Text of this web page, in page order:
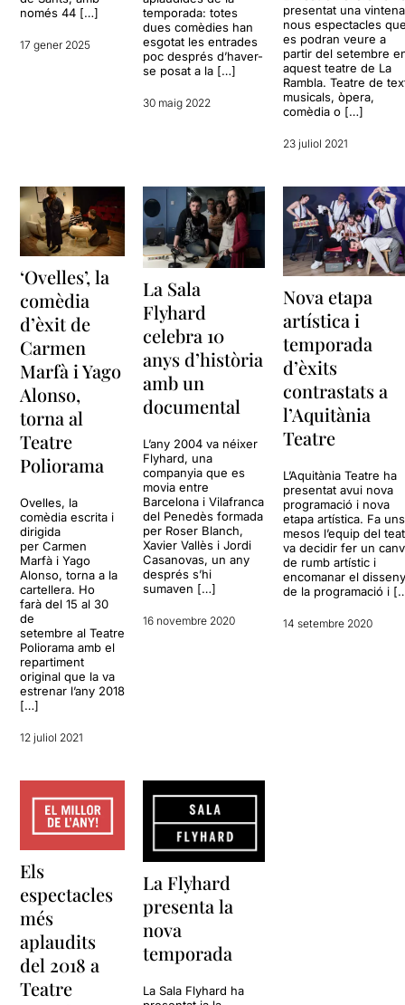
contribueix a que la relació
fraternal sembli veritable,
amb amistats, malentesos,
enveges, silencis i també
tendresa. El riure arrenca
perquè reconeixem
comèdies personals (els
herències que pesen més
real…), però el text no es
queda només en la ironia.
Ens obliga a mirar quins
sacrificis fem per amor, per
confort, o per no abandonar
allò que sembla segur.
Ovelles reafirma que és molt
més que un fenomen passat:
és un espectacle viu, que es
mou amb els temps i que
sap confessar aquesta fràgil
dualitat entre voler canviar i
tenir por. Amb una autoria
dual que sap què explica,
una direcció sensible als
canvis del moment, i un
repartiment que encerta a
fer-se sentir tant
individualment com
col·lectivament, l’obra
retorna amb força. Si abans
era un mirall per a la
generació que arrossegava
precarietats, ara ho és
només 44 […]
17 gener 2025
temporada: totes
dues comèdies han
esgotat les entrades
poc després d’haver-
se posat a la […]
30 maig 2022
presentat una vintena
nous espectacles
es podran veure a
partir del setembre
aquest teatre de La
Rambla. Teatre de
musicals, òpera,
comèdia o […]
23 juliol 2021
‘Ovelles’, la
comèdia
d’èxit de
Carmen
Marfà i Yago
Alonso,
torna al
Teatre
Poliorama
Ovelles, la
comèdia escrita i
dirigida
per Carmen
Marfà i Yago
Alonso, torna a la
cartellera. Ho
farà del 15 al 30
de
setembre al Teatre
Poliorama amb el
repartiment
original que la va
estrenar l’any 2018
[…]
12 juliol 2021
La Sala
Flyhard
celebra 10
anys d’història
amb un
documental
L’any 2004 va néixer
Flyhard, una
companyia que es
movia entre
Barcelona i Vilafranca
del Penedès formada
per Roser Blanch,
Xavier Vallès i Jordi
Casanovas, un any
després s’hi
sumaven […]
16 novembre 2020
Nova etapa
artística i
temporada
d’èxits
contrastats a
l’Aquitània
Teatre
L’Aquitània Teatre ha
presentat avui nova
programació i nova
etapa artística. Fa uns
mesos l’equip del
va decidir fer un
de rumb artístic i
encomanar el
de la programació i
14 setembre 2020
Els
espectacles
més
aplaudits
del 2018 a
Teatre
La Flyhard
presenta la
nova
temporada
La Sala Flyhard ha